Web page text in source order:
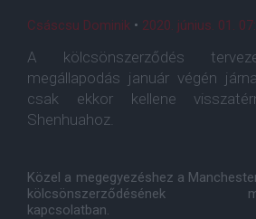
Csáscsu Dominik • 2020. június. 01.
A kölcsönszerződés
megállapodás január végén
csak ekkor kellene
Shenhuahoz.
Közel a megegyezéshez a
kölcsönszerződésének
kapcsolatban.